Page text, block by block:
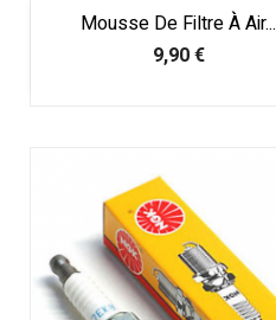
Mousse De Filtre À Air...
Prix
9,90 €